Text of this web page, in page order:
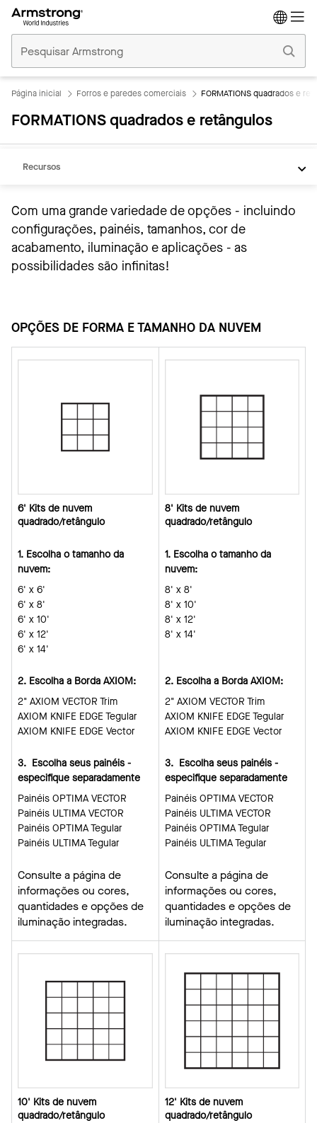
Comerciais
Início
Página inicial Forros e paredes comerciais FORMATIONS quadrados e
FORMATIONS quadrados e retângulos
Visão geral
OPÇÕES DE FORMA E TAMANHO DA NUVEM
Recursos
Com uma grande variedade de opções - incluindo
configurações, painéis, tamanhos, cor de
acabamento, iluminação e aplicações - as
possibilidades são infinitas!
OPÇÕES DE FORMA E TAMANHO DA NUVEM
6' Kits de nuvem
quadrado/retângulo
1. Escolha o tamanho da
nuvem:
6' x 6'
6' x 8'
6' x 10'
6' x 12'
6' x 14'
2. Escolha a Borda AXIOM:
2" AXIOM VECTOR Trim
AXIOM KNIFE EDGE Tegular
AXIOM KNIFE EDGE Vector
3. Escolha seus painéis -
especifique separadamente
Painéis OPTIMA VECTOR
Painéis ULTIMA VECTOR
Painéis OPTIMA Tegular
Painéis ULTIMA Tegular
Consulte a página de
informações ou cores,
quantidades e opções de
iluminação integradas.
8' Kits de nuvem
quadrado/retângulo
1. Escolha o tamanho da
nuvem:
8' x 8'
8' x 10'
8' x 12'
8' x 14'
2. Escolha a Borda AXIOM:
2" AXIOM VECTOR Trim
AXIOM KNIFE EDGE Tegular
AXIOM KNIFE EDGE Vector
3. Escolha seus painéis -
especifique separadamente
Painéis OPTIMA VECTOR
Painéis ULTIMA VECTOR
Painéis OPTIMA Tegular
Painéis ULTIMA Tegular
Consulte a página de
informações ou cores,
quantidades e opções de
iluminação integradas.
10' Kits de nuvem
quadrado/retângulo
12' Kits de nuvem
quadrado/retângulo